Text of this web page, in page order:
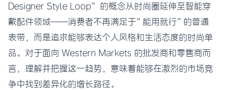
Designer Style Loop” 的概念从时尚圈延伸至智能穿
戴配件领域——消费者不再满足于”能用就行”的普通
表带，而是追求能够表达个人风格和生活态度的时尚单
品。对于面向 Western Markets 的批发商和零售商而
言，理解并把握这一趋势，意味着能够在激烈的市场竞
争中找到差异化的增长路径。